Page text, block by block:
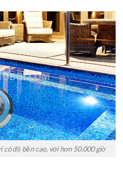
có độ bền cao, với hơn 50.000 giờ